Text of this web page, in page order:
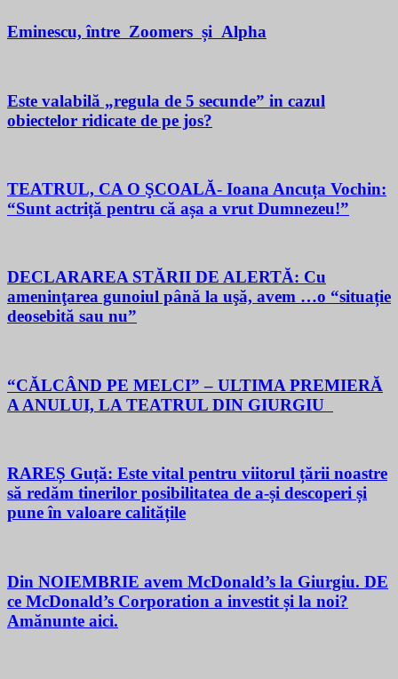
Eminescu, între Zoomers și Alpha
Este valabilă „regula de 5 secunde” in cazul
obiectelor ridicate de pe jos?
TEATRUL, CA O ŞCOALĂ- Ioana Ancuța Vochin:
“Sunt actriță pentru că așa a vrut Dumnezeu!”
DECLARAREA STĂRII DE ALERTĂ: Cu
ameninţarea gunoiul până la uşă, avem …o “situație
deosebită sau nu”
“CĂLCÂND PE MELCI” – ULTIMA PREMIERĂ
A ANULUI, LA TEATRUL DIN GIURGIU
RAREȘ Guță: Este vital pentru viitorul țării noastre
să redăm tinerilor posibilitatea de a-și descoperi și
pune în valoare calitățile
Din NOIEMBRIE avem McDonald’s la Giurgiu. DE
ce McDonald’s Corporation a investit și la noi?
Amănunte aici.